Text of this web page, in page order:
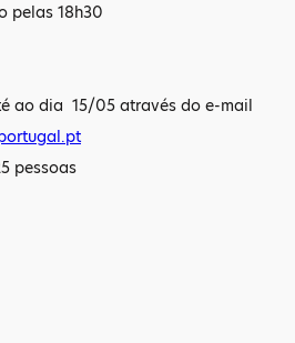
pelas 18h30
ao dia 15/05 através do e-mail
pessoas